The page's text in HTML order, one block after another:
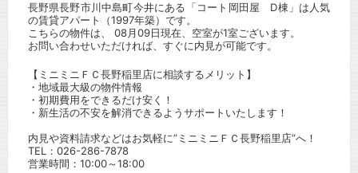
長野県長野市川中島町今井にある「コート岡田屋 D棟」は人気
の賃貸アパート（1997年築）です。
こちらの物件は、 08月09日現在、空室が1室ございます。
お問い合わせいただければ、すぐに内見が可能です。
【ミニミニＦＣ長野稲里店に相談するメリット】
・地域最大級の物件情報
・初期費用をできるだけ安く！
・新生活の不安を解消できるようサポートいたします！
内見や資料請求などはお気軽に”ミニミニＦＣ長野稲里店”へ！
TEL： 026-286-7878
営業時間：10:00～18:00